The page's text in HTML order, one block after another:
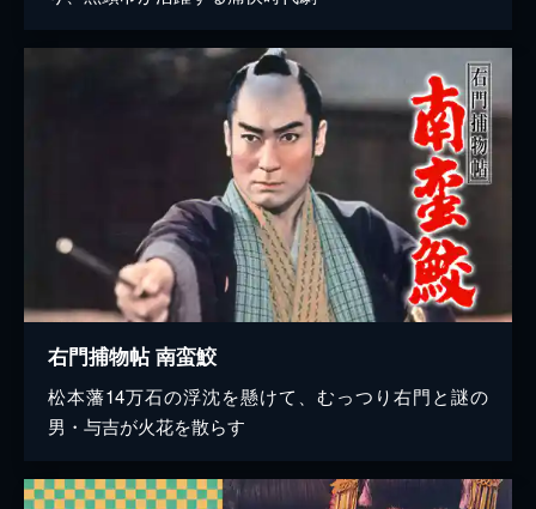
右門捕物帖 南蛮鮫
松本藩14万石の浮沈を懸けて、むっつり右門と謎の
男・与吉が火花を散らす